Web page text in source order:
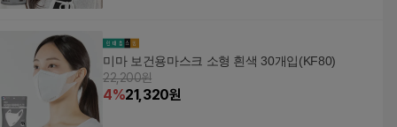
미마 보건용마스크 소형 흰색 30개입(KF80)
22,200원
4%21,320원